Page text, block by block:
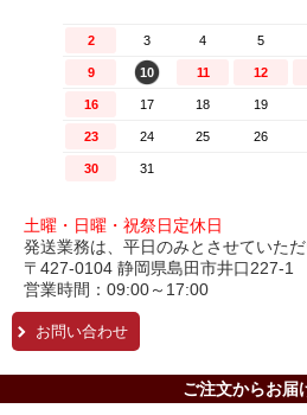
土曜・日曜・祝祭日定休日
発送業務は、平日のみとさせていただ
〒427-0104 静岡県島田市井口227-1
営業時間：09:00～17:00
お問い合わせ
ご注文からお届